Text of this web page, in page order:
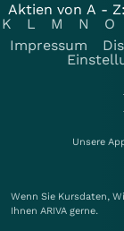
Aktien von A - Z:
K
L M N O
Impressum
Unsere
Wenn Sie Kursdaten,
Ihnen ARIVA gerne.